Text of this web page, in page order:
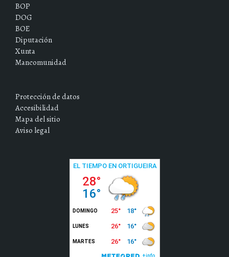
BOP
DOG
BOE
Diputación
Xunta
Mancomunidad
Protección de datos
Accesibilidad
Mapa del sitio
Aviso legal